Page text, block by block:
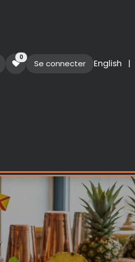
0
Se connecter English |